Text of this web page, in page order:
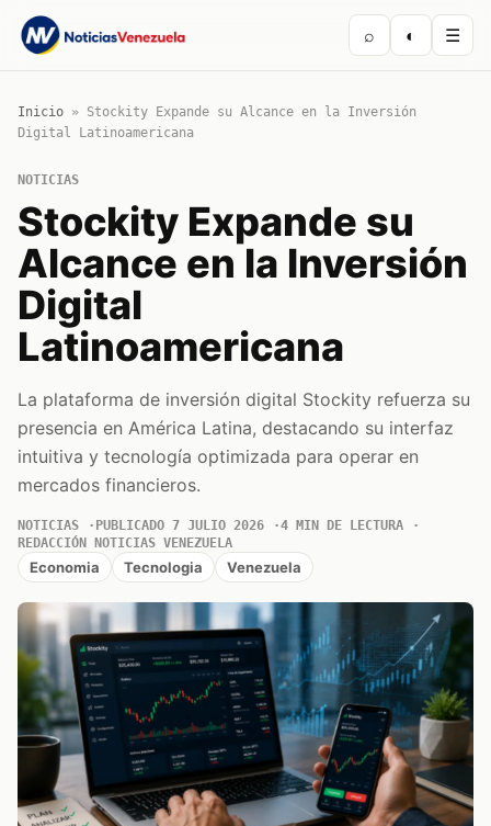
⌕ ◐ ☰
Inicio » Stockity Expande su Alcance en la Inversión
Digital Latinoamericana
NOTICIAS
Stockity Expande su
Alcance en la Inversión
Digital
Latinoamericana
La plataforma de inversión digital Stockity refuerza su
presencia en América Latina, destacando su interfaz
intuitiva y tecnología optimizada para operar en
mercados financieros.
NOTICIAS PUBLICADO 7 JULIO 2026
4 MIN DE LECTURA
REDACCIÓN NOTICIAS VENEZUELA
Economia Tecnologia Venezuela